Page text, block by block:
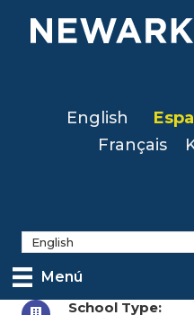
English
Français
Menú
School Type: